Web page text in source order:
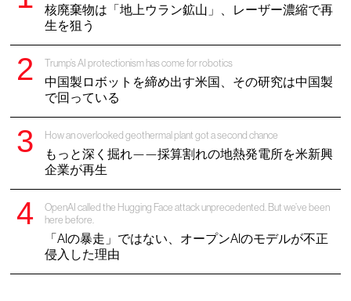
核廃棄物は「地上ウラン鉱山」、レーザー濃縮で再
生を狙う
Trump’s AI protectionism has come for robotics
中国製ロボットを締め出す米国、その研究は中国製
で回っている
How an overlooked geothermal plant got a second chance
もっと深く掘れ——採算割れの地熱発電所を米新興
企業が再生
OpenAI called the Hugging Face attack unprecedented. But we’ve been
here before.
「AIの暴走」ではない、オープンAIのモデルが不正
侵入した理由